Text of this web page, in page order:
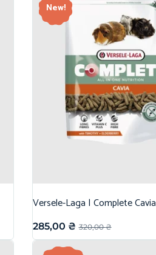
New!
Versele-Laga | Complete Cavia
320,00₴
285,00 ₴